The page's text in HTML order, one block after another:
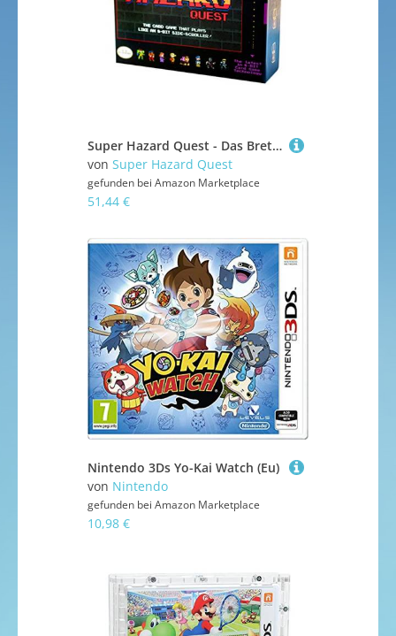
Super Hazard Quest - Das Brettspiel wird wie ein Retro-Pixel-Videospiel gespielt!
von Super Hazard Quest
gefunden bei Amazon Marketplace
51,44 €
Nintendo 3Ds Yo-Kai Watch (Eu)
von Nintendo
gefunden bei Amazon Marketplace
10,98 €